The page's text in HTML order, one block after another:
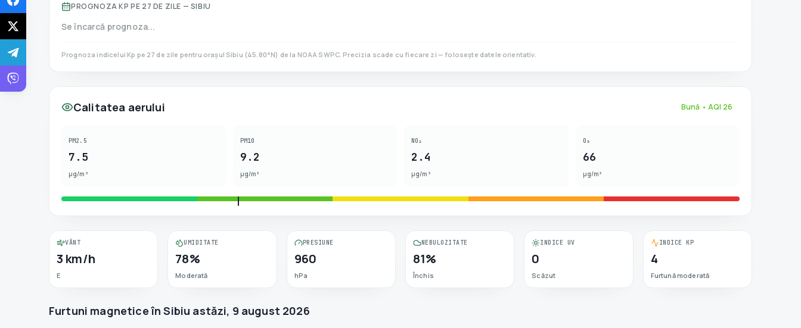
PROGNOZA KP PE 27 DE ZILE — SIBIU
Se încarcă prognoza...
Prognoza indicelui Kp pe 27 de zile pentru orașul Sibiu (45.80°N) de la NOAA SWPC. Precizia scade cu fiecare zi — folosește datele orientativ.
Calitatea aerului Bună • AQI 26
PM2.5
7.5
µg/m³
PM10
9.2
µg/m³
NO₂
2.4
µg/m³
O₃
66
µg/m³
VÂNT
3 km/h
E
UMIDITATE
78%
Moderată
PRESIUNE
960
hPa
NEBULOZITATE
81%
Închis
INDICE UV
0
Scăzut
INDICE KP
4
Furtună moderată
Furtuni magnetice în Sibiu astăzi, 9 august 2026